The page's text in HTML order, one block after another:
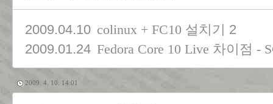
2009.04.10 colinux + FC10 설치기
2
2009.01.24 Fedora Core 10 Live 차이점 -
2009. 4. 10. 14:01